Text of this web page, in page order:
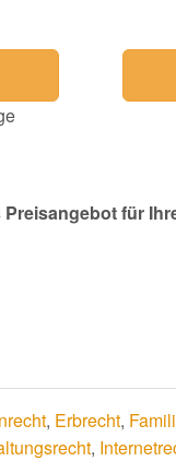
für
, Erbrecht,
,